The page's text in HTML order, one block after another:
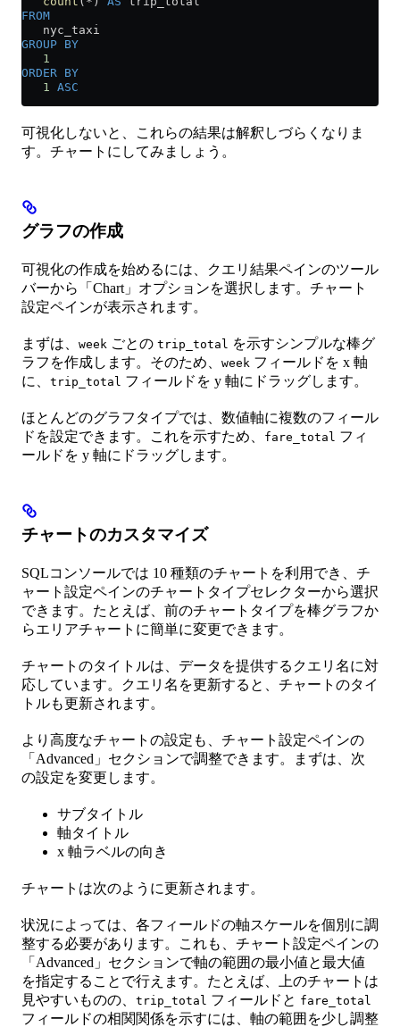
FROM
   nyc_taxi
GROUP BY
   1
ORDER BY
   1
ASC
可視化しないと、これらの結果は解釈しづらくなりま
す。チャートにしてみましょう。
グラフの作成
可視化の作成を始めるには、クエリ結果ペインのツール
バーから「Chart」オプションを選択します。チャート
設定ペインが表示されます。
まずは、 week ごとの trip_total を示すシンプルな棒グ
ラフを作成します。そのため、 week フィールドを x 軸
に、 trip_total フィールドを y 軸にドラッグします。
ほとんどのグラフタイプでは、数値軸に複数のフィール
ドを設定できます。これを示すため、
fare_total フィ
ールドを y 軸にドラッグします。
チャートのカスタマイズ
SQLコンソールでは 10 種類のチャートを利用でき、チ
ャート設定ペインのチャートタイプセレクターから選択
できます。たとえば、前のチャートタイプを棒グラフか
らエリアチャートに簡単に変更できます。
チャートのタイトルは、データを提供するクエリ名に対
応しています。クエリ名を更新すると、チャートのタイ
トルも更新されます。
より高度なチャートの設定も、チャート設定ペインの
「Advanced」セクションで調整できます。まずは、次
の設定を変更します。
サブタイトル
軸タイトル
x 軸ラベルの向き
チャートは次のように更新されます。
状況によっては、各フィールドの軸スケールを個別に調
整する必要があります。これも、チャート設定ペインの
「Advanced」セクションで軸の範囲の最小値と最大値
を指定することで行えます。たとえば、上のチャートは
見やすいものの、 trip_total フィールドと fare_total
フィールドの相関関係を示すには、軸の範囲を少し調整